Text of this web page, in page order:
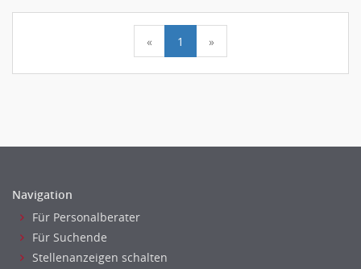
« 1 »
Navigation
Für Personalberater
Für Suchende
Stellenanzeigen schalten